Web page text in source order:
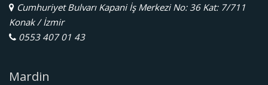
Cumhuriyet Bulvarı Kapani İş Merkezi No: 36 Kat: 7/711
Konak / İzmir
0553 407 01 43
Mardin